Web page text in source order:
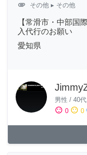
attachment その他 ▸ その他
【常滑市・中部国
入代行のお願い
愛知県
男性 / 40代
sentiment_satisfied 0 sentiment_neutral 0